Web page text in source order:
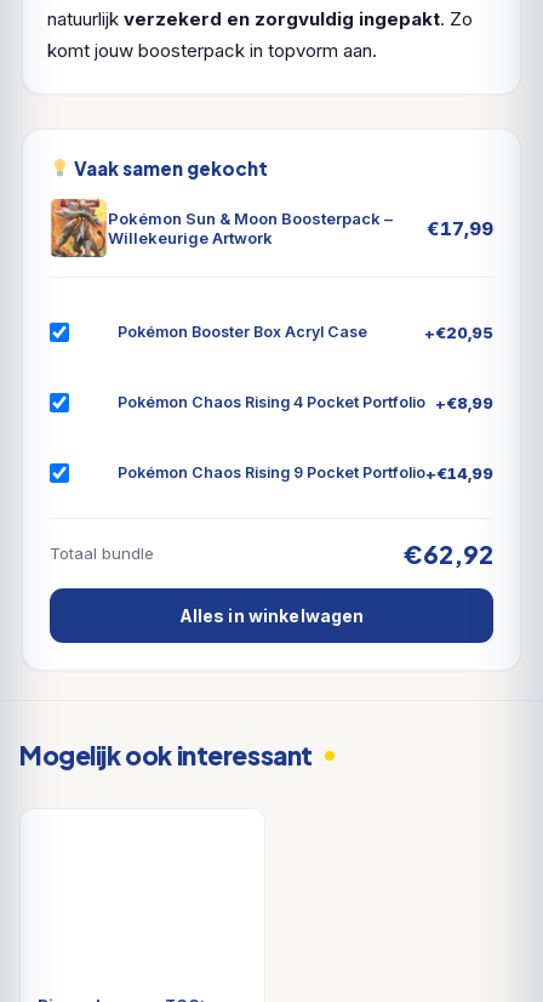
natuurlijk verzekerd en zorgvuldig ingepakt. Zo
komt jouw boosterpack in topvorm aan.
Vaak samen gekocht
Pokémon Sun & Moon Boosterpack –
Willekeurige Artwork
€17,99
Pokémon Booster Box Acryl Case +€20,95
Pokémon Chaos Rising 4 Pocket Portfolio +€8,99
Pokémon Chaos Rising 9 Pocket Portfolio+€14,99
Totaal bundle €62,92
Alles in winkelwagen
Mogelijk ook interessant